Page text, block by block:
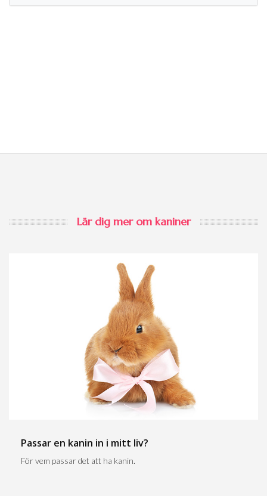
Lär dig mer om kaniner
Passar en kanin in i mitt liv?
För vem passar det att ha kanin.